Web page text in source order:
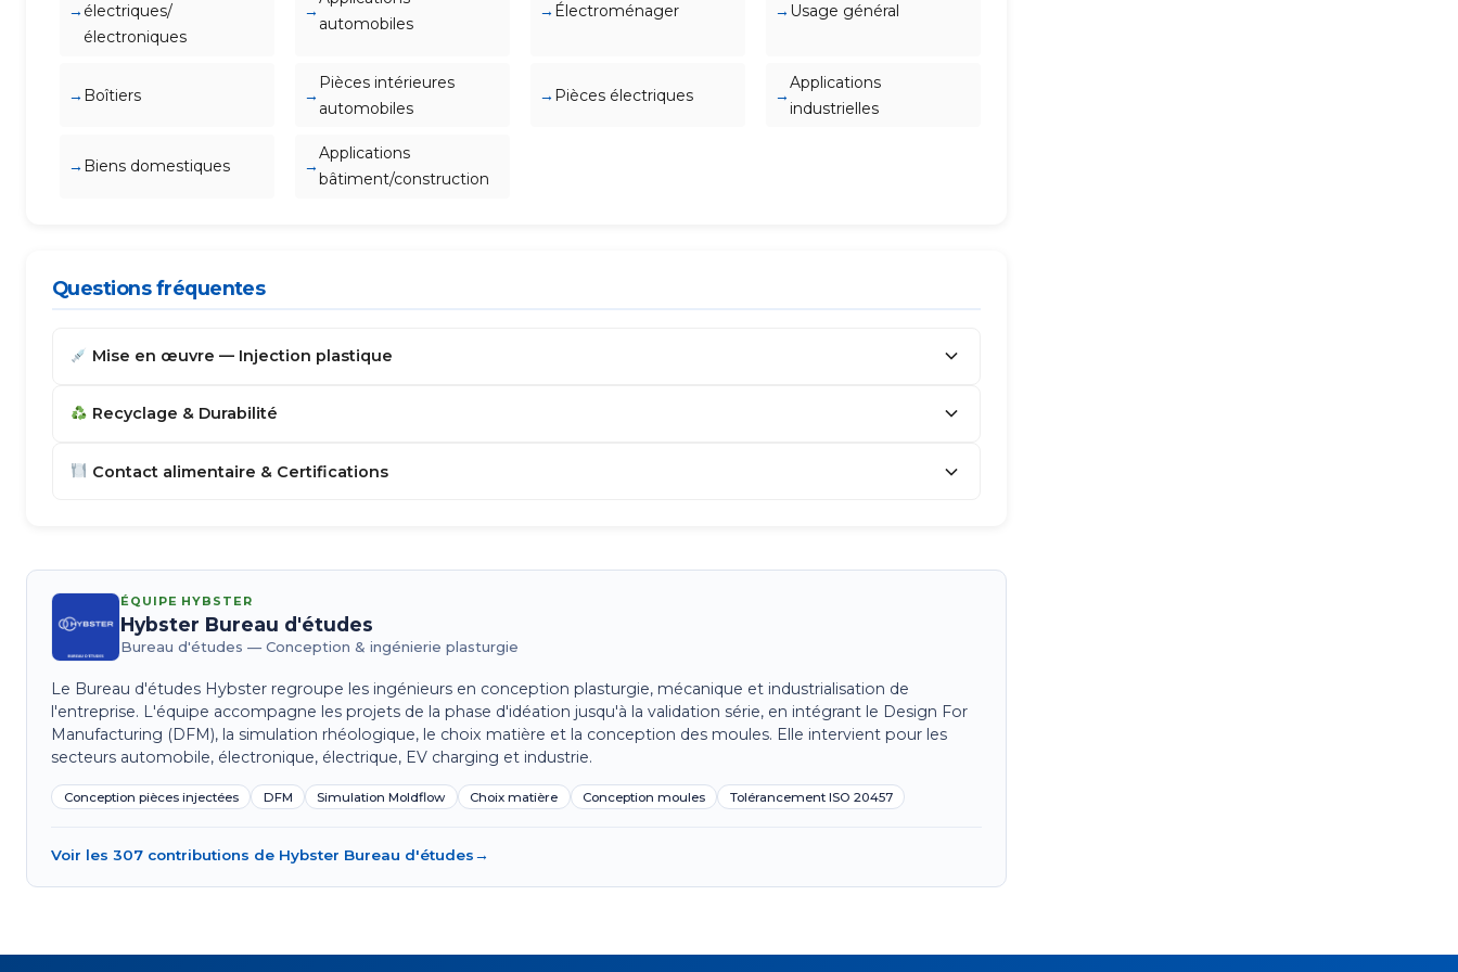
électriques/
électroniques
automobiles
Électroménager Usage général
Boîtiers
Pièces intérieures
automobiles
Pièces électriques
Applications
industrielles
Biens domestiques
Applications
bâtiment/construction
Questions fréquentes
Mise en œuvre — Injection plastique
Recyclage & Durabilité
Contact alimentaire & Certifications
ÉQUIPE HYBSTER
Hybster Bureau d'études
Bureau d'études — Conception & ingénierie plasturgie
Le Bureau d'études Hybster regroupe les ingénieurs en conception plasturgie, mécanique et industrialisation de
l'entreprise. L'équipe accompagne les projets de la phase d'idéation jusqu'à la validation série, en intégrant le Design For
Manufacturing (DFM), la simulation rhéologique, le choix matière et la conception des moules. Elle intervient pour les
secteurs automobile, électronique, électrique, EV charging et industrie.
Conception pièces injectées DFM Simulation Moldflow Choix matière Conception moules Tolérancement ISO 20457
Voir les 307 contributions de Hybster Bureau d'études→